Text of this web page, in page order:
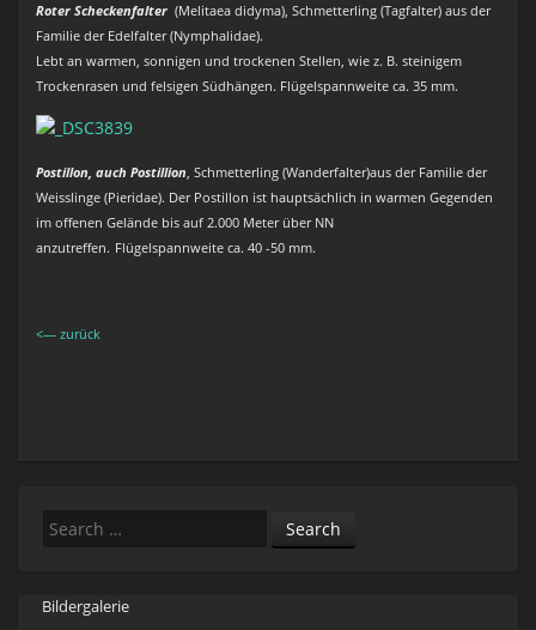
Roter Scheckenfalter (Melitaea didyma), Schmetterling (Tagfalter) aus der
Familie der Edelfalter (Nymphalidae).
Lebt an warmen, sonnigen und trockenen Stellen, wie z. B. steinigem
Trockenrasen und felsigen Südhängen. Flügelspannweite ca. 35 mm.
Postillon, auch Postillion , Schmetterling (Wanderfalter)aus der Familie der
Weisslinge (Pieridae). Der Postillon ist hauptsächlich in warmen Gegenden
im offenen Gelände bis auf 2.000 Meter über NN
anzutreffen. Flügelspannweite ca. 40 -50 mm.
<— zurück
Search
Bildergalerie